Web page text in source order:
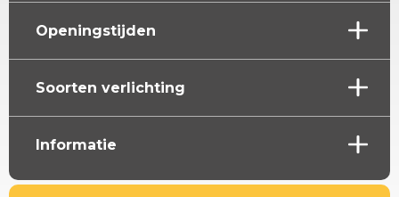
Openingstijden
Soorten verlichting
Informatie